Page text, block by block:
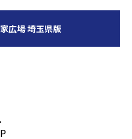
広場 埼玉県版